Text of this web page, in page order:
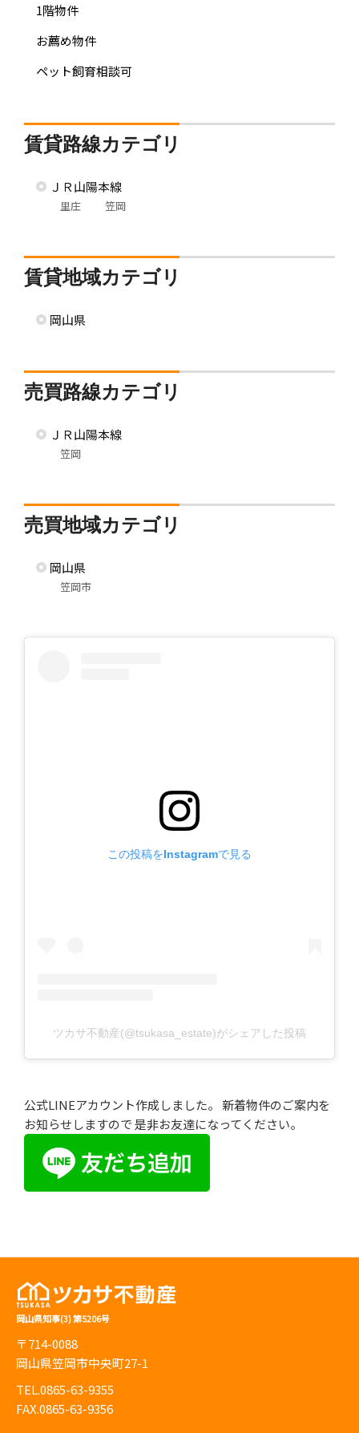
1階物件
お薦め物件
ペット飼育相談可
賃貸路線カテゴリ
ＪＲ山陽本線
里庄 笠岡
賃貸地域カテゴリ
岡山県
売買路線カテゴリ
ＪＲ山陽本線
笠岡
売買地域カテゴリ
岡山県
笠岡市
この投稿をInstagramで見る
ツカサ不動産(@tsukasa_estate)がシェアした投稿
公式LINEアカウント作成しました。 新着物件のご案内を
お知らせしますので 是非お友達になってください。
岡山県知事(3) 第5206号
〒714-0088
岡山県笠岡市中央町27-1
TEL.0865-63-9355
FAX.0865-63-9356